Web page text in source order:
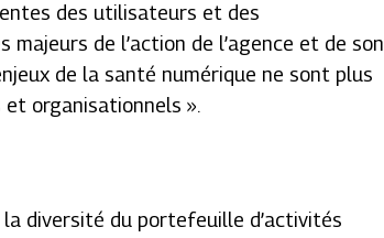
des utilisateurs et des
de l’action de l’agence et de son
de la santé numérique ne sont plus
organisationnels ».
diversité du portefeuille d’activités